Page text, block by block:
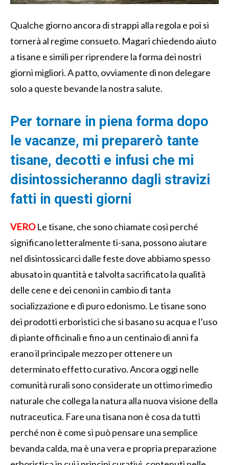
Qualche giorno ancora di strappi alla regola e poi si
tornerà al regime consueto. Magari chiedendo aiuto
a tisane e simili per riprendere la forma dei nostri
giorni migliori. A patto, ovviamente di non delegare
solo a queste bevande la nostra salute.
Per tornare in piena forma dopo
le vacanze, mi preparerò tante
tisane, decotti e infusi che mi
disintossicheranno dagli stravizi
fatti in questi giorni
VEROLe tisane, che sono chiamate così perché
significano letteralmente ti-sana, possono aiutare
nel disintossicarci dalle feste dove abbiamo spesso
abusato in quantità e talvolta sacrificato la qualità
delle cene e dei cenoni in cambio di tanta
socializzazione e di puro edonismo. Le tisane sono
dei prodotti erboristici che si basano su acqua e l’uso
di piante officinali e fino a un centinaio di anni fa
erano il principale mezzo per ottenere un
determinato effetto curativo. Ancora oggi nelle
comunità rurali sono considerate un ottimo rimedio
naturale che collega la natura alla nuova visione della
nutraceutica. Fare una tisana non è cosa da tutti
perché non è come si può pensare una semplice
bevanda calda, ma è una vera e propria preparazione